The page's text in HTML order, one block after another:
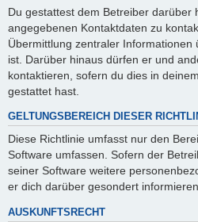
Du gestattest dem Betreiber darüber
angegebenen Kontaktdaten zu
Übermittlung zentraler Informationen
ist. Darüber hinaus dürfen er und
kontaktieren, sofern du dies in
gestattet hast.
GELTUNGSBEREICH DIESER
Diese Richtlinie umfasst nur den
Software umfassen. Sofern der
seiner Software weitere
er dich darüber gesondert
AUSKUNFTSRECHT